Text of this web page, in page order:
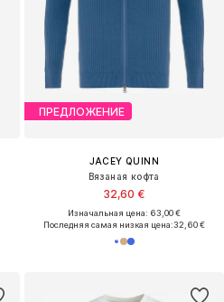
ПРЕДЛОЖЕНИЕ
JACEY QUINN
Вязаная кофта
32,60 €
Изначальная цена: 63,00 €
Последняя самая низкая цена:32,60 €